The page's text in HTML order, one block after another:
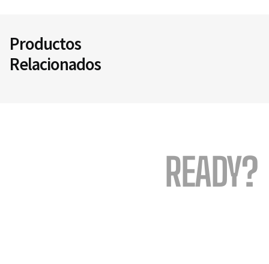
Productos
Relacionados
READY?